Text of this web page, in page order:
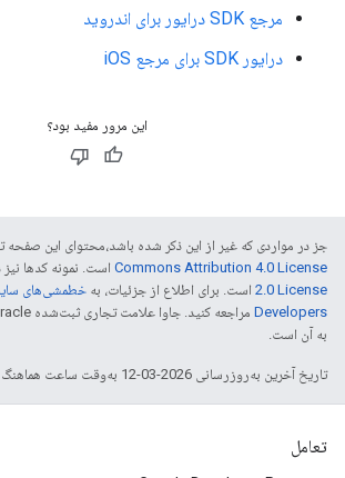
مرجع SDK درایور برای اندروید
درایور SDK برای مرجع iOS
این مرور مفید بود؟
جز در مواردی که غیر از این ذکر شده باشد،‌محتوای این
Commons Attribution 4.0 License است. نمونه کدها نیز
2.0 License است. برای اطلاع از جزئیات، به
Developers‏
به آن است.
تاریخ آخرین به‌روزرسانی 2026-03-12 به‌وقت ساعت هماهنگ جهانی.
تعامل